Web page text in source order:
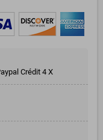
Crédit 4 X